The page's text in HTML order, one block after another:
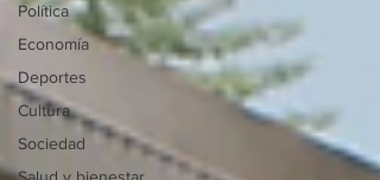
Política
Economía
Deportes
Cultura
Sociedad